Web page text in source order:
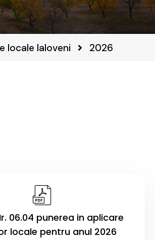
locale Ialoveni 2026
06.04 punerea in aplicare
locale pentru anul 2026